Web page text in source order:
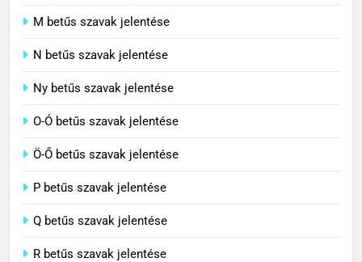
C BETŰS SZAVAK JELENTÉSE
8
Centenárium jelentése
M betűs szavak jelentése
N betűs szavak jelentése
Ny betűs szavak jelentése
O-Ó betűs szavak jelentése
Ö-Ő betűs szavak jelentése
P betűs szavak jelentése
Q betűs szavak jelentése
R betűs szavak jelentése